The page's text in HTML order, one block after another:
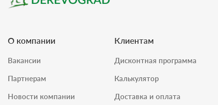
О компании
Вакансии
Партнерам
Новости компании
Клиентам
Дисконтная программа
Калькулятор
Доставка и оплата